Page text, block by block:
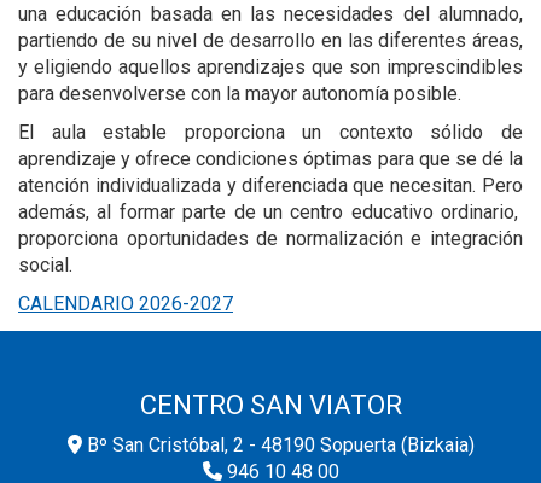
una educación basada en las necesidades del alumnado,
partiendo de su nivel de desarrollo en las diferentes áreas,
y eligiendo aquellos aprendizajes que son imprescindibles
para desenvolverse con la mayor autonomía posible.
El aula estable proporciona un contexto sólido de
aprendizaje y ofrece condiciones óptimas para que se dé la
atención individualizada y diferenciada que necesitan. Pero
además, al formar parte de un centro educativo ordinario,
proporciona oportunidades de normalización e integración
social.
CALENDARIO 2026-2027
CENTRO SAN VIATOR
Bº San Cristóbal, 2 - 48190 Sopuerta (Bizkaia)
946 10 48 00